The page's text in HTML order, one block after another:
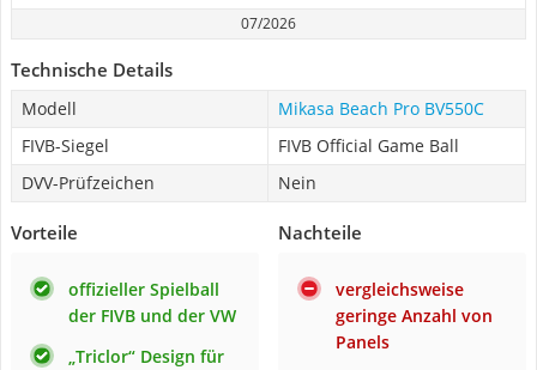
07/2026
Technische Details
Modell
Mikasa Beach Pro BV550C
FIVB-Siegel
FIVB Official Game Ball
DVV-Prüfzeichen
Nein
Vorteile
offizieller Spielball
der FIVB und der VW
„Triclor“ Design für
Nachteile
vergleichsweise
geringe Anzahl von
Panels